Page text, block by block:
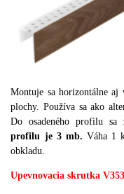
Montuje sa horizontálne aj
plochy. Používa sa ako
Do osadeného profilu sa
profilu je 3 mb. Váha 1
obkladu.
Upevnovacia skrutka